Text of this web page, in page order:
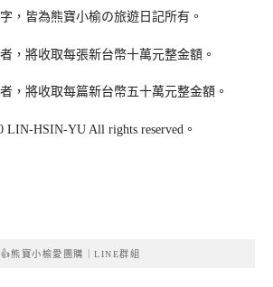
，皆為熊寶小榆の旅遊日記所有。
，將收取每張新台幣十萬元整金額。
，將收取每篇新台幣五十萬元整金額。
LIN-HSIN-YU All rights reserved。
👍熊寶小榆愛團購｜LINE群組